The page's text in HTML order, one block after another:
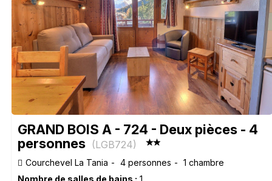
GRAND BOIS A - 724 - Deux pièces - 4
personnes (LGB724)
Courchevel La Tania 4 personnes
1 chambre